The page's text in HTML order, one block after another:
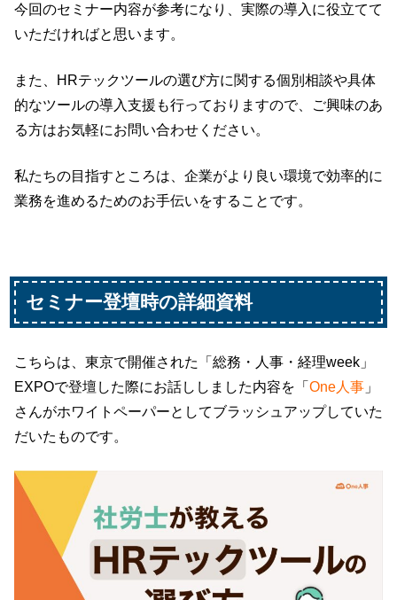
今回のセミナー内容が参考になり、実際の導入に役立てて
いただければと思います。
また、HRテックツールの選び方に関する個別相談や具体
的なツールの導入支援も行っておりますので、ご興味のあ
る方はお気軽にお問い合わせください。
私たちの目指すところは、企業がより良い環境で効率的に
業務を進めるためのお手伝いをすることです。
セミナー登壇時の詳細資料
こちらは、東京で開催された「総務・人事・経理week」
EXPOで登壇した際にお話ししました内容を「 One人事 」
さんがホワイトペーパーとしてブラッシュアップしていた
だいたものです。